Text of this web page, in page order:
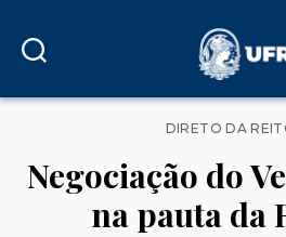
DIRETO DA
Negociação do
na pauta da